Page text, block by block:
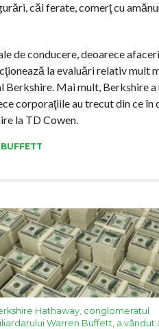
căi ferate, comerţ cu
de conducere, deoarece
la evaluări relativ mult
Berkshire. Mai mult, Berkshire
corporaţiile au trecut din ce
la TD Cowen.
Hathaway, conglomeratul
Warren Buffett, a vândut